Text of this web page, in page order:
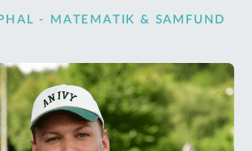
- MATEMATIK & SAMFUND